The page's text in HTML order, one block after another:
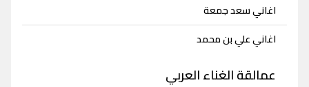
اغاني سعد جمعة
اغاني علي بن محمد
عمالقة الغناء العربي